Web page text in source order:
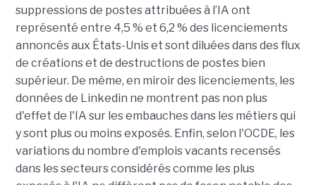
suppressions de postes attribuées à l’IA ont
représenté entre 4,5 % et 6,2 % des licenciements
annoncés aux États-Unis et sont diluées dans des flux
de créations et de destructions de postes bien
supérieur. De même, en miroir des licenciements, les
données de Linkedin ne montrent pas non plus
d'effet de l'IA sur les embauches dans les métiers qui
y sont plus ou moins exposés. Enfin, selon l'OCDE, les
variations du nombre d'emplois vacants recensés
dans les secteurs considérés comme les plus